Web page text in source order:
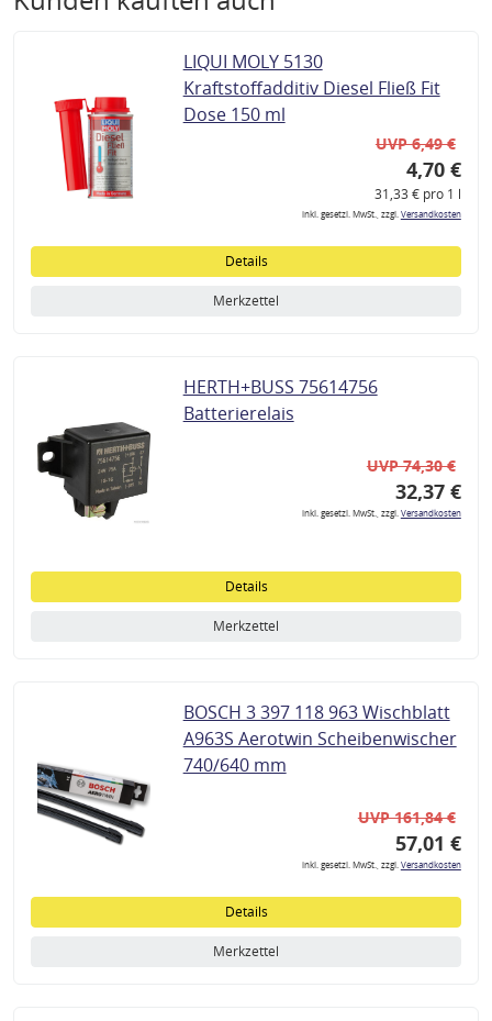
LIQUI MOLY 5130
Kraftstoffadditiv Diesel Fließ Fit
Dose 150 ml
UVP 6,49 €
4,70 €
31,33 € pro 1 l
inkl. gesetzl. MwSt., zzgl.Versandkosten
Details
Merkzettel
HERTH+BUSS 75614756
Batterierelais
UVP 74,30 €
32,37 €
inkl. gesetzl. MwSt., zzgl.Versandkosten
Details
Merkzettel
BOSCH 3 397 118 963 Wischblatt
A963S Aerotwin Scheibenwischer
740/640 mm
UVP 161,84 €
57,01 €
inkl. gesetzl. MwSt., zzgl.Versandkosten
Details
Merkzettel